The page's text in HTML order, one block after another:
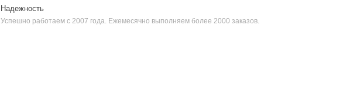
Надежность
Успешно работаем с 2007 года. Ежемесячно выполняем более 2000 заказов.